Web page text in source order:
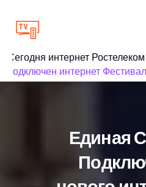
Сегодня интернет
подключен интернет
Единая